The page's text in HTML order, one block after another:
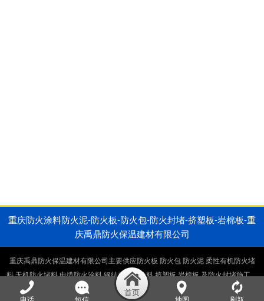
重庆防火涂料防火泥-防火板-防火包-防火封堵-挤塑板-岩棉板-重
庆禹鼎防火保温建材有限公司
重庆禹鼎防火保温建材有限公司主要供应防火板 防火包 防火泥 柔性有机防火堵
料 无机防火堵料 电缆防火涂料 钢结构防火涂料 挤塑板 岩棉板 及防火封堵施工，
电缆井防火封堵施工，桥架防火封堵施工。生产销售一体厂家直供。
电话
短信 地图 刷新